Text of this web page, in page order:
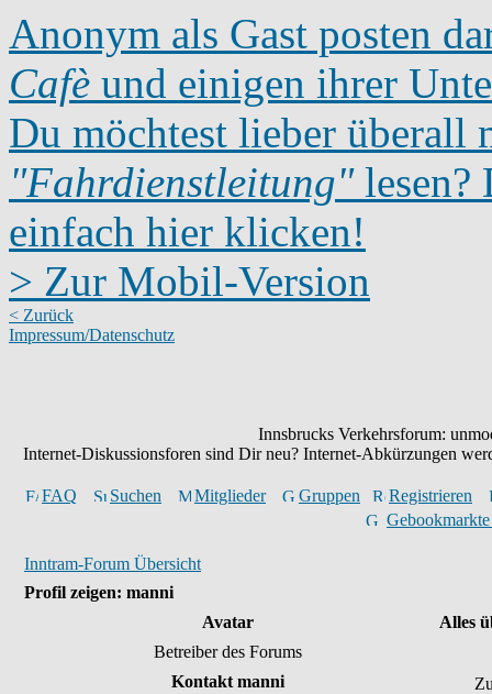
Anonym als Gast posten
Cafè und einigen ihrer
Du möchtest lieber überall
"Fahrdienstleitung"lesen?
einfach hier klicken!
> Zur Mobil-Version
< Zurück
Impressum/Datenschutz
Innsbrucks Verkehrsforum:
Internet-Diskussionsforen sind Dir neu? Internet-Abkürzungen
FAQ Suchen Mitglieder Gruppen
Registrieren
Inntram-Forum Übersicht
Profil zeigen: manni
Avatar
Alles
Betreiber des Forums
Kontakt manni